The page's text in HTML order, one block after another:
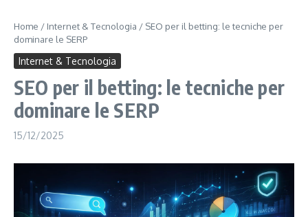
Home / Internet & Tecnologia / SEO per il betting: le tecniche per
dominare le SERP
Internet & Tecnologia
SEO per il betting: le tecniche per
dominare le SERP
15/12/2025